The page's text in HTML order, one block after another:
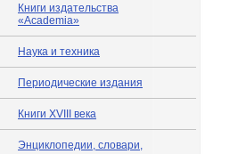
Книги издательства
«Academia»
Наука и техника
Периодические издания
Книги XVIII века
Энциклопедии, словари,